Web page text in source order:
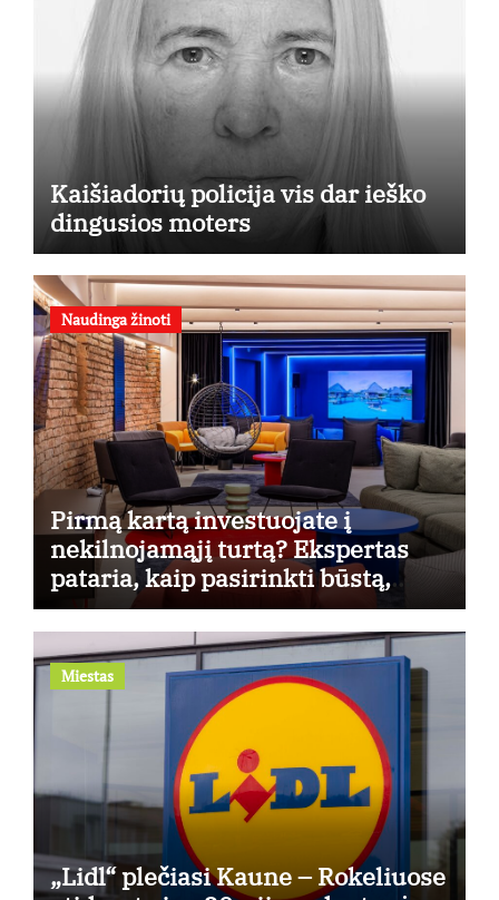
Kaišiadorių policija vis dar ieško
dingusios moters
Naudinga žinoti
Pirmą kartą investuojate į
nekilnojamąjį turtą? Ekspertas
pataria, kaip pasirinkti būstą,
kuris generuos grąžą
Miestas
„Lidl“ plečiasi Kaune – Rokeliuose